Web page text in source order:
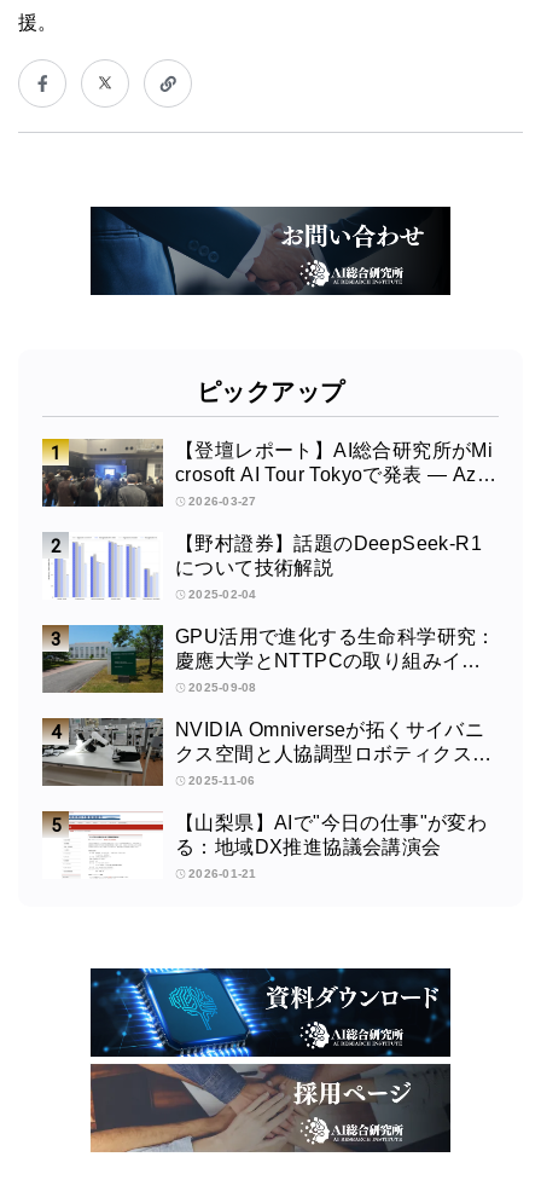
援。
ピックアップ
【登壇レポート】AI総合研究所がMi
crosoft AI Tour Tokyoで発表 ― Azur
e OpenAI × Fabric × TeamsによるAI
2026-03-27
【野村證券】話題のDeepSeek-R1
について技術解説
2025-02-04
GPU活用で進化する生命科学研究：
慶應大学とNTTPCの取り組みイン
タビュー
2025-09-08
NVIDIA Omniverseが拓くサイバニ
クス空間と人協調型ロボティクスの
未来：筑波大学サイバニクス研究セ
2025-11-06
【山梨県】AIで"今日の仕事"が変わ
る：地域DX推進協議会講演会
2026-01-21